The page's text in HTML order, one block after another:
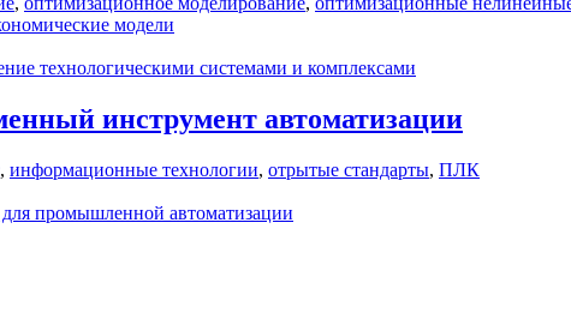
модели
технологическими системами и комплексами
инструмент автоматизации
, информационные технологии, отрытые стандарты, ПЛК
промышленной автоматизации